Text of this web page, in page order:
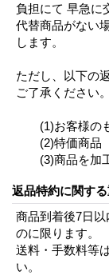
負担にて 早急に
代替商品がない
します。
ただし、以下の
ご了承ください。
(1)お客様のも
(2)特価商品
(3)商品を加工
返品特約に関す
商品到着後7日
のに限ります。
送料・手数料等
い。